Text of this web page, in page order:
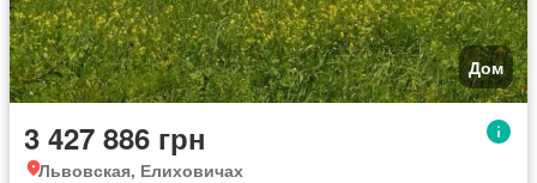
Дом
3 427 886 грн
Львовская, Елиховичах